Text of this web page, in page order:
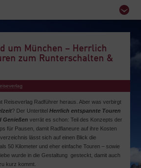
um München – Herrlich
zum Runterschalten &
Reiseverlag Radführer heraus. Aber was verbirgt
? Der Untertitel Herrlich entspannte Touren
Genießen verrät es schon: Teil des Konzepts der
für Pausen, damit Radflaneure auf ihre Kosten
lässt sich auf einen Blick die
50 Kilometer und eher einfache Touren – sowie
wurde in die Gestaltung gesteckt, damit auch
kurz kommt.